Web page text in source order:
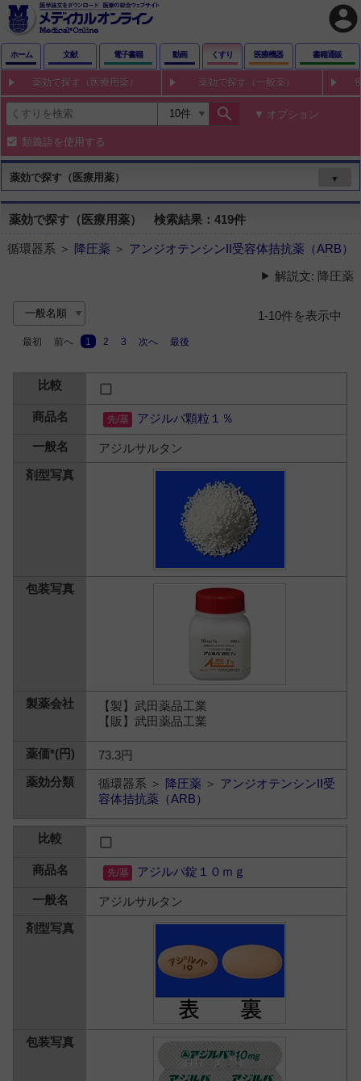
account_circle
ホーム 文献 電子書籍 動画 くすり 医療機器 書籍通販
薬効で探す（医療用薬） 薬効で探す（一般薬）
search オプション
類義語を使用する
薬効で探す（医療用薬） ▼
薬効で探す（医療用薬） 検索結果：419件
循環器系 ＞ 降圧薬 ＞ アンジオテンシンII受容体拮抗薬（ARB）
解説文: 降圧薬
1-10件を表示中
最初 前へ 1 2 3 次へ 最後
アジルバ顆粒１％
アジルサルタン
【製】武田薬品工業
【販】武田薬品工業
73.3円
循環器系 ＞ 降圧薬 ＞ アンジオテンシンII受
容体拮抗薬（ARB）
アジルバ錠１０ｍｇ
アジルサルタン